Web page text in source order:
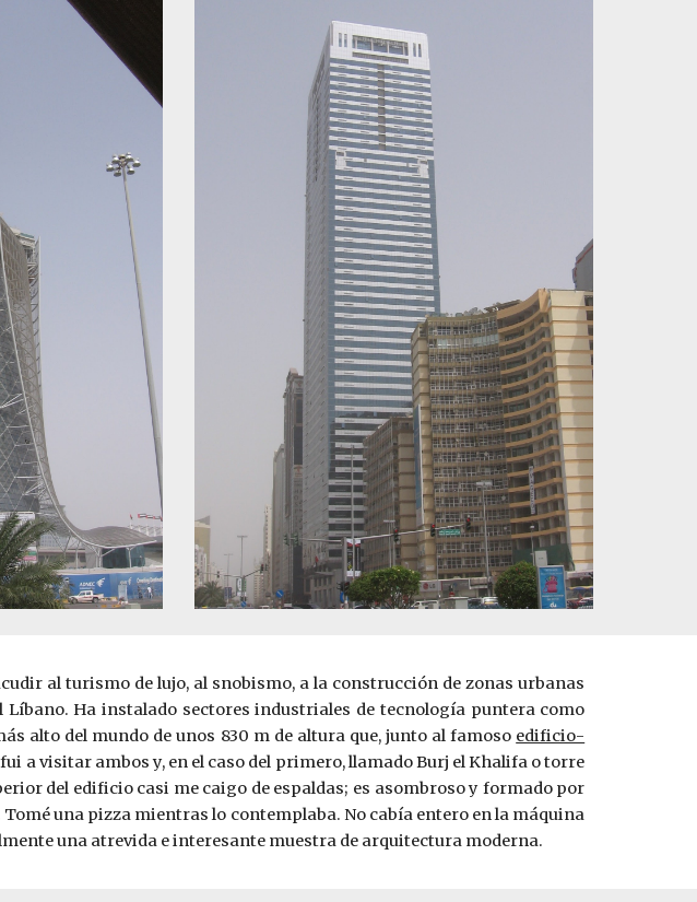
al turismo de lujo, al snobismo, a la construcción de zonas urbanas
Ha instalado sectores industriales de tecnología puntera como
alto del mundo de unos 830 m de altura que, junto al famoso edificio-
a visitar ambos y, en el caso del primero, llamado Burj el Khalifa o torre
del edificio casi me caigo de espaldas; es asombroso y formado por
una pizza mientras lo contemplaba. No cabía entero en la máquina
una atrevida e interesante muestra de arquitectura moderna.